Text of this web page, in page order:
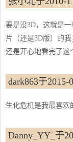
要是没3D，这就是
片（还是3D版）的
还是开心地看完了
dark863于2015-
生化危机是我最喜欢
Danny_YY_于